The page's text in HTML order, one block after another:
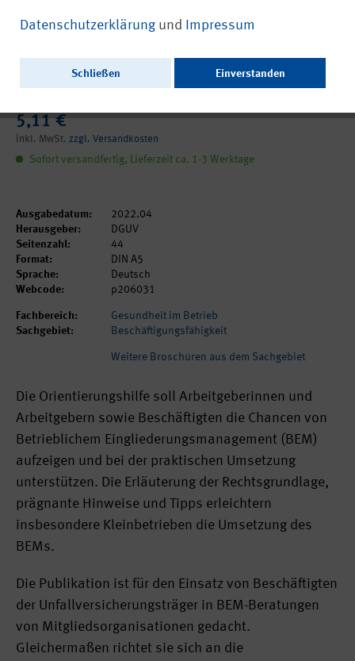
DGUV Information 206-031
- BEM Orientierungshilfe für die praktische
Umsetzung
5,11 €
inkl. MwSt. zzgl. Versandkosten
Sofort versandfertig, Lieferzeit ca. 1-3 Werktage
Ausgabedatum:
2022.04
Herausgeber:
DGUV
Seitenzahl:
44
Format:
DIN A5
Sprache:
Deutsch
Webcode:
p206031
Fachbereich:
Gesundheit im Betrieb
Sachgebiet:
Beschäftigungsfähigkeit
Weitere Broschüren aus dem Sachgebiet
Die Orientierungshilfe soll Arbeitgeberinnen und
Arbeitgebern sowie Beschäftigten die Chancen von
Betrieblichem Eingliederungsmanagement (BEM)
aufzeigen und bei der praktischen Umsetzung
unterstützen. Die Erläuterung der Rechtsgrundlage,
prägnante Hinweise und Tipps erleichtern
insbesondere Kleinbetrieben die Umsetzung des
BEMs.
Die Publikation ist für den Einsatz von Beschäftigten
der Unfallversicherungsträger in BEM-Beratungen
von Mitgliedsorganisationen gedacht.
Gleichermaßen richtet sie sich an die
Datenschutzerklärung und Impressum
Schließen Einverstanden